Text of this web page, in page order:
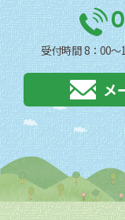
受付時間 8：00
メ